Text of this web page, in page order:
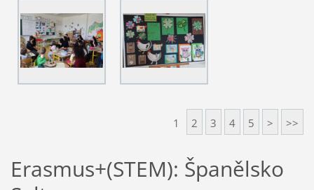
1 2 3 4 5 > >>
Erasmus+(STEM): Španělsko